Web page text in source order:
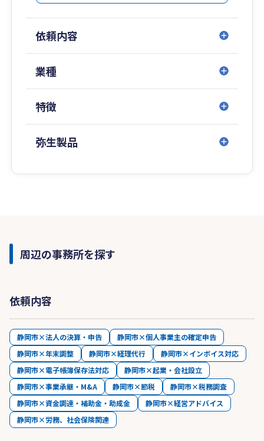
依頼内容
業種
特徴
弥生製品
周辺の事務所を探す
依頼内容
静岡市×法人の決算・申告
静岡市×個人事業主の確定申告
静岡市×年末調整
静岡市×経理代行
静岡市×インボイス対応
静岡市×電子帳簿保存法対応
静岡市×起業・会社設立
静岡市×事業承継・M&A
静岡市×節税
静岡市×税務調査
静岡市×資金調達・補助金・助成金
静岡市×経営アドバイス
静岡市×労務、社会保険関連